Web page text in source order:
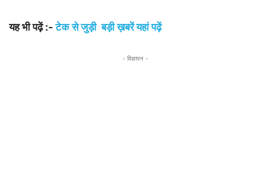
यह भी पढ़ें :-टेक से जुड़ी बड़ी ख़बरें यहां पढ़ें
- विज्ञापन -